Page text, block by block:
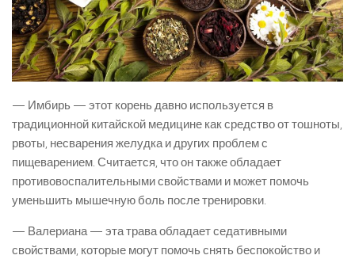
— Имбирь — этот корень давно используется в
традиционной китайской медицине как средство от тошноты,
рвоты, несварения желудка и других проблем с
пищеварением. Считается, что он также обладает
противовоспалительными свойствами и может помочь
уменьшить мышечную боль после тренировки.
— Валериана — эта трава обладает седативными
свойствами, которые могут помочь снять беспокойство и